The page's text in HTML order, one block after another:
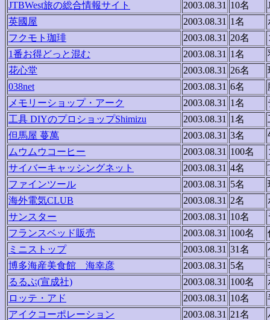
JTBWest旅の総合情報サイト
2003.08.31 10名
英國屋
2003.08.31 1名
フクモト珈琲
2003.08.31 20名
1番お得どっと混む
2003.08.31 1名
花心堂
2003.08.31 26名
038net
2003.08.31 6名
メモリーショップ・アーク
2003.08.31 1名
工具 DIYのプロショップShimizu
2003.08.31 1名
但馬屋 蔓萬
2003.08.31 3名
ムウムウコーヒー
2003.08.31 100名
サイバーキャッシングネット
2003.08.31 4名
ファインツール
2003.08.31 5名
海外電気CLUB
2003.08.31 2名
サンスター
2003.08.31 10名
フランスベッド販売
2003.08.31 100名
ミニストップ
2003.08.31 31名
博多海産美食館 海幸彦
2003.08.31 5名
るるぶ(宣成社)
2003.08.31 100名
ロッテ・アド
2003.08.31 10名
アイクコーポレーション
2003.08.31 21名